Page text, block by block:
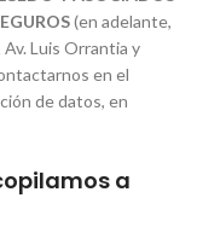
(en adelante,
Av. Luis Orrantia y
en el
de datos, en
a